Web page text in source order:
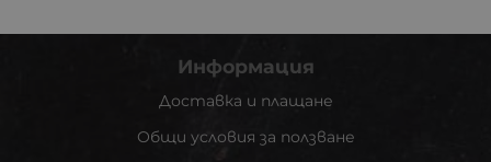
Информация
Доставка и плащане
Общи условия за ползване